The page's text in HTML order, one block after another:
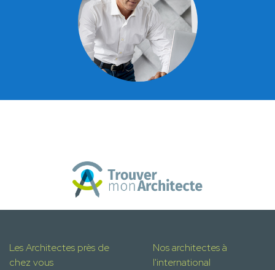
Les Architectes près de
chez vous
Nos architectes à
l'international